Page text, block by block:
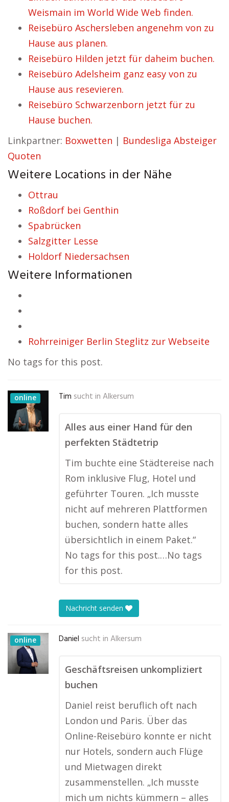
Weismain im World Wide Web finden.
Reisebüro Aschersleben angenehm von zu
Hause aus planen.
Reisebüro Hilden jetzt für daheim buchen.
Reisebüro Adelsheim ganz easy von zu
Hause aus resevieren.
Reisebüro Schwarzenborn jetzt für zu
Hause buchen.
Linkpartner: Boxwetten | Bundesliga Absteiger
Quoten
Weitere Locations in der Nähe
Ottrau
Roßdorf bei Genthin
Spabrücken
Salzgitter Lesse
Holdorf Niedersachsen
Weitere Informationen
Rohrreiniger Berlin Steglitz zur Webseite
No tags for this post.
online Tim sucht in Alkersum
Alles aus einer Hand für den
perfekten Städtetrip
Tim buchte eine Städtereise nach
Rom inklusive Flug, Hotel und
geführter Touren. „Ich musste
nicht auf mehreren Plattformen
buchen, sondern hatte alles
übersichtlich in einem Paket.“
No tags for this post.…No tags
for this post.
Nachricht senden
online Daniel sucht in Alkersum
Geschäftsreisen unkompliziert
buchen
Daniel reist beruflich oft nach
London und Paris. Über das
Online-Reisebüro konnte er nicht
nur Hotels, sondern auch Flüge
und Mietwagen direkt
zusammenstellen. „Ich musste
mich um nichts kümmern – alles